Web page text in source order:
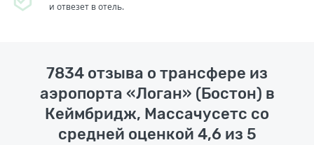
и отвезет в отель.
7834 отзыва о трансфере из
аэропорта «Логан» (Бостон) в
Кеймбридж, Массачусетс со
средней оценкой 4,6 из 5